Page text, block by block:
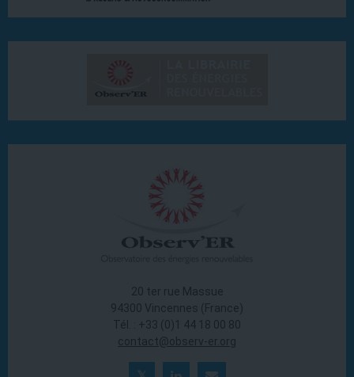
20 ter rue Massue
94300 Vincennes (France)
Tél. : +33 (0)1 44 18 00 80
contact@observ-er.org